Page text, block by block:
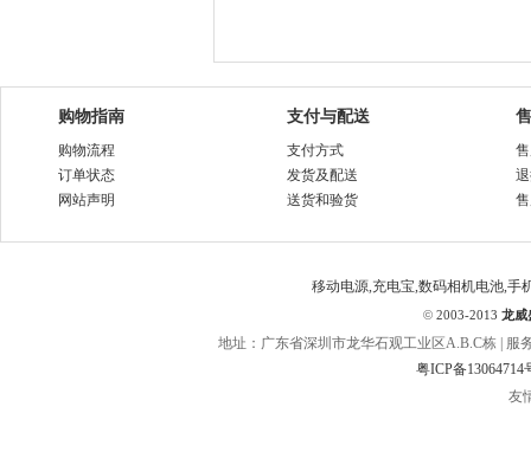
购物指南
购物流程
订单状态
网站声明
支付与配送
支付方式
发货及配送
送货和验货
移动电源,充电宝,数码相机电池,手
© 2003-2013 龙威
地址：广东省深圳市龙华石观工业区A.B.C栋 | 服
粤ICP备13064714
友